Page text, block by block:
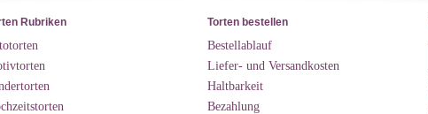
Rubriken Torten bestellen
Bestellablauf
Liefer- und Versandkosten
Haltbarkeit
Bezahlung